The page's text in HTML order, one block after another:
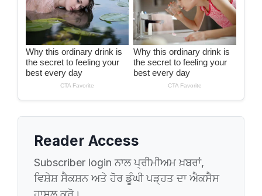
Reader Access
Subscriber login ਨਾਲ ਪ੍ਰੀਮੀਅਮ ਖ਼ਬਰਾਂ,
ਵਿਸ਼ੇਸ਼ ਸੈਕਸ਼ਨ ਅਤੇ ਹੋਰ ਡੂੰਘੀ ਪੜ੍ਹਤ ਦਾ ਐਕਸੈਸ